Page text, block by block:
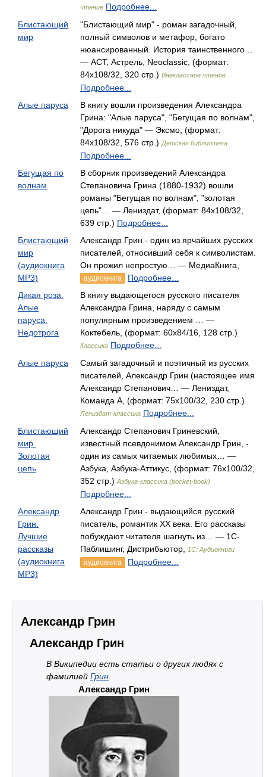
чтение Подробнее...
Блистающий
мир
"Блистающий мир" - роман загадочный,
полный символов и метафор, богато
нюансированный. История таинственного…
— АСТ, Астрель, Neoclassic, (формат:
84x108/32, 320 стр.) Внеклассное чтение
Подробнее...
Алые паруса
В книгу вошли произведения Александра
Грина: "Алые паруса", "Бегущая по волнам",
"Дорога никуда" — Эксмо, (формат:
84x108/32, 576 стр.) Детская библиотека
Подробнее...
Бегущая по
волнам
В сборник произведений Александра
Степановича Грина (1880-1932) вошли
романы "Бегущая по волнам", "золотая
цепь"… — Лениздат, (формат: 84x108/32,
639 стр.) Подробнее...
Блистающий
мир
(аудиокнига
MP3)
Александр Грин - один из ярчайших русских
писателей, относивший себя к символистам.
Он прожил непростую… — МедиаКнига,
аудиокнига
Подробнее...
Дикая роза.
Алые
паруса.
Недотрога
В книгу выдающегося русского писателя
Александра Грина, наряду с самым
популярным произведением … —
Коктебель, (формат: 60x84/16, 128 стр.)
Классика Подробнее...
Алые паруса
Самый загадочный и поэтичный из русских
писателей, Александр Грин (настоящее имя
Александр Степанович… — Лениздат,
Команда А, (формат: 75x100/32, 230 стр.)
Лениздат-классика Подробнее...
Блистающий
мир.
Золотая
цепь
Александр Степанович Гриневский,
известный псевдонимом Александр Грин, -
один из самых читаемых любимых… —
Азбука, Азбука-Аттикус, (формат: 76x100/32,
352 стр.) Азбука-классика (pocket-book)
Подробнее...
Александр
Грин.
Лучшие
рассказы
(аудиокнига
MP3)
Александр Грин - выдающийся русский
писатель, романтик XX века. Его рассказы
побуждают читателя шагнуть из… — 1С-
Паблишинг, Дистрибьютор,
1С: Аудиокниги
аудиокнига Подробнее...
Александр Грин
Александр Грин
В Википедии есть статьи о других людях с
фамилией Грин
Александр Грин